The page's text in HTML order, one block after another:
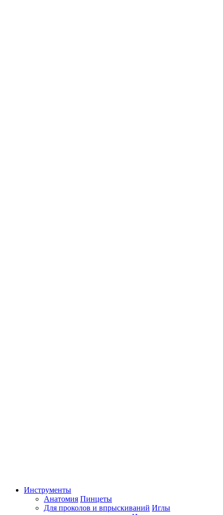
Инструменты
Анатомия Пинцеты
Для проколов и впрыскиваний Иглы